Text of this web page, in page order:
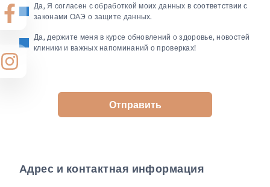
Да, Я согласен с обработкой моих данных в соответствии с
законами ОАЭ о защите данных.
Да, держите меня в курсе обновлений о здоровье, новостей
клиники и важных напоминаний о проверках!
Отправить
Адрес и контактная информация